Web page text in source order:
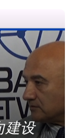
建设